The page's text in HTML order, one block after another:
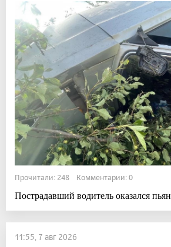
Прочитали: 248 Комментарии: 0
Пострадавший водитель оказался пьян
11:55, 7 авг 2026